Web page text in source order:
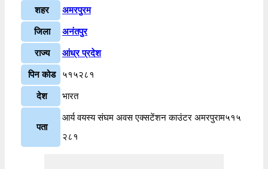
शहर अमरपुरम
जिला अनंतपुर
राज्य आंध्र प्रदेश
पिन कोड ५१५२८१
देश भारत
पता
आर्य वयस्य संघम अवस एक्सटेंशन काउंटर अमरपुराम५१५
२८१